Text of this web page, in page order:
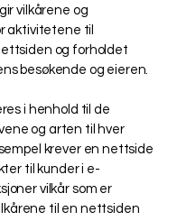
vilkårene og
aktivitetene til
og forholdet
besøkende og eieren.
i henhold til de
og arten til hver
krever en nettside
til kunder i e-
vilkår som er
til en nettsiden